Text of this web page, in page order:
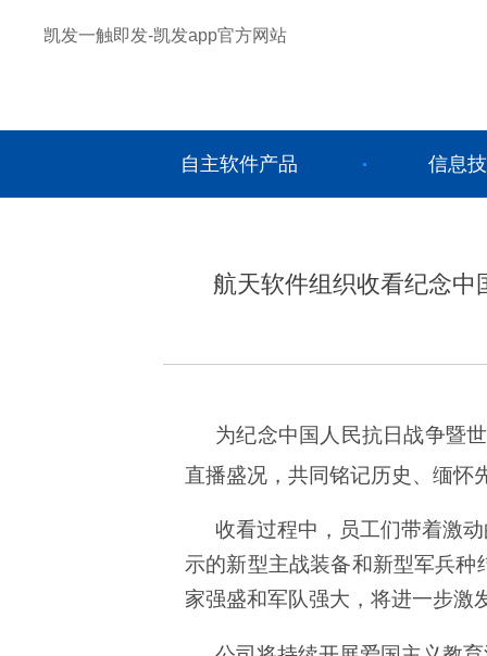
凯发一触即发-凯发app官方网站
自主软件产品 信息
航天软件组织收看纪念
为纪念中国人民抗日战争暨
直播盛况，共同铭记历史、缅怀
收看过程中，员工们带着激
示的新型主战装备和新型军兵
家强盛和军队强大，将进一步激